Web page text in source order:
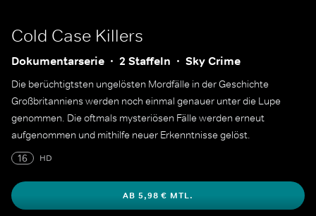
Cold Case Killers
Dokumentarserie 2 Staffeln Sky Crime
Die berüchtigtsten ungelösten Mordfälle in der Geschichte
Großbritanniens werden noch einmal genauer unter die Lupe
genommen. Die oftmals mysteriösen Fälle werden erneut
aufgenommen und mithilfe neuer Erkenntnisse gelöst.
16
HD
AB 5,98 € MTL.